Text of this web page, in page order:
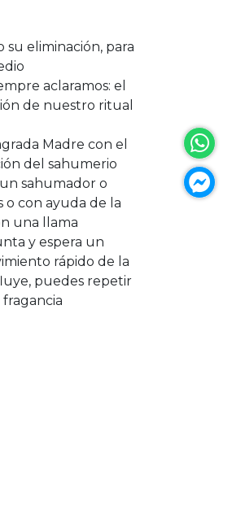
eliminación, para
aclaramos: el
de nuestro ritual
Madre con el
del sahumerio
sahumador o
o con ayuda de la
una llama
y espera un
rápido de la
puedes repetir